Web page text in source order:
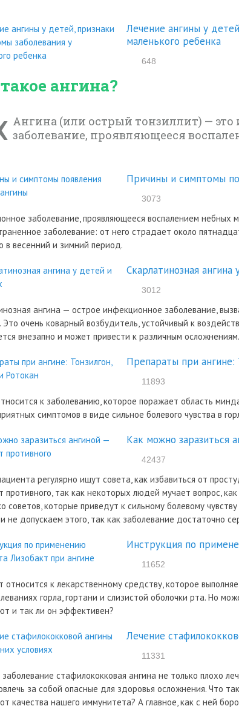
Лечение ангины у
маленького ребенка
648
ангина?
Ангина (или острый тонзиллит) —
заболевание, проявляющееся
Причины и симптомы
3073
заболевание, проявляющееся воспалением небных
заболевание: от него страдает около
в весенний и зимний период.
Скарлатинозная
3012
ангина — острое инфекционное заболевание,
Это очень коварный возбудитель, устойчивый к
внезапно и может привести к различным осложнениям.
Препараты при ангине:
11893
к заболеванию, которое поражает область
симптомов в виде сильное болевого чувства в
Как можно заразиться
42437
регулярно ищут совета, как избавиться от
противного, так как некоторых людей мучает вопрос,
советов, которые приведут к сильному болевому
не допускаем этого, так как заболевание достаточно
Инструкция по
11652
относится к лекарственному средству, которое
горла, гортани и слизистой оболочки рта. Но
и так ли он эффективен?
Лечение
11331
стафилококковая ангина не только плохо
за собой опасные для здоровья осложнения. Что
качества нашего иммунитета? А главное, как с ней